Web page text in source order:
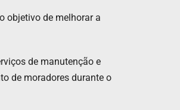
objetivo de melhorar a
de manutenção e
de moradores durante o